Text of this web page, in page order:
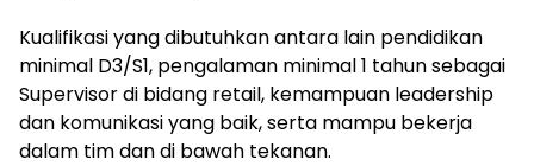
Kualifikasi yang dibutuhkan antara lain pendidikan
minimal D3/S1, pengalaman minimal 1 tahun sebagai
Supervisor di bidang retail, kemampuan leadership
dan komunikasi yang baik, serta mampu bekerja
dalam tim dan di bawah tekanan.